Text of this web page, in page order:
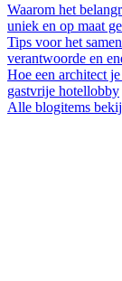
Waarom het
uniek en op maat
Tips voor het
verantwoorde en
Hoe een architect
gastvrije hotellobby
Alle blogitems